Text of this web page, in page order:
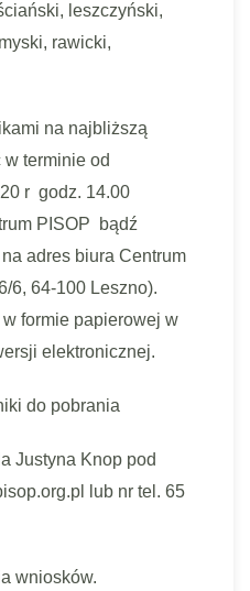
leszczyński,
rawicki,
na najbliższą
w terminie od
r godz. 14.00
PISOP bądź
adres biura Centrum
6, 64-100 Leszno).
formie papierowej w
elektronicznej.
do pobrania
Justyna Knop pod
lub nr tel. 65
wniosków.